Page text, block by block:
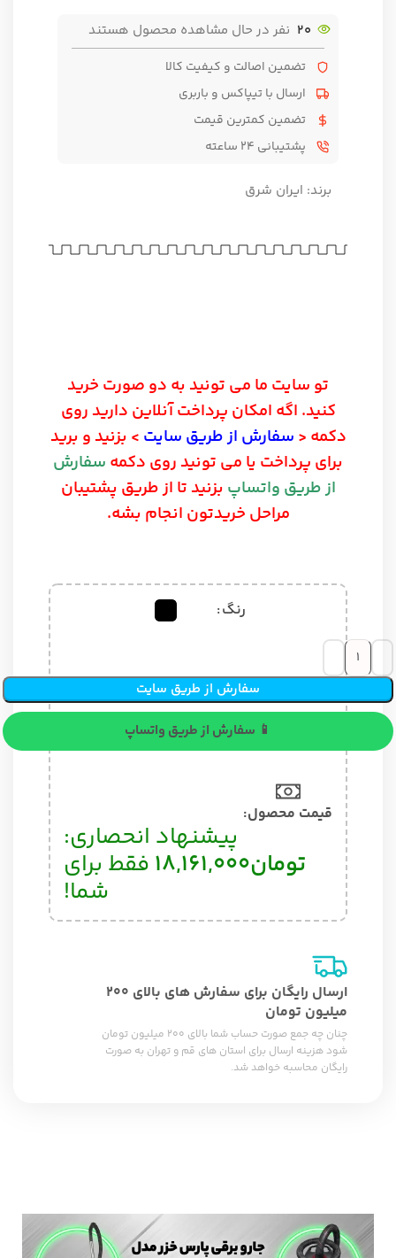
20 نفر در حال مشاهده محصول هستند
تضمین اصالت و کیفیت کالا
ارسال با تیپاکس و باربری
تضمین کمترین قیمت
پشتیبانی ۲۴ ساعته
برند: ایران شرق
تو سایت ما می تونید به دو صورت خرید
کنید. اگه امکان پرداخت آنلاین دارید روی
دکمه < سفارش از طریق سایت > بزنید و برید
برای پرداخت یا می تونید روی دکمه سفارش
از طریق واتساپ بزنید تا از طریق پشتیبان
مراحل خریدتون انجام بشه.
رنگ
سفارش از طریق سایت
📱 سفارش از طریق واتساپ
قیمت محصول:​
پیشنهاد انحصاری:
تومان18,161,000 فقط برای
شما!
ارسال رایگان برای سفارش های بالای 200
میلیون تومان
چنان چه جمع صورت حساب شما بالای 200 میلیون تومان
شود هزینه ارسال برای استان های قم و تهران به صورت
رایگان محاسبه خواهد شد.